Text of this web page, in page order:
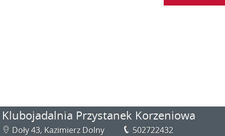
Klubojadalnia Przystanek Korzeniowa
Doły 43, Kazimierz Dolny 502722432